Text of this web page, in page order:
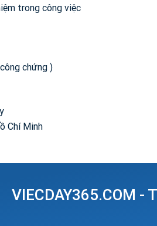
trong công việc
chứng )
Chí Minh
VIECDAY365.COM -